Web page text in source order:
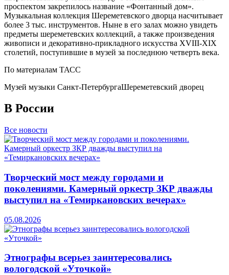
проспектом закрепилось название «Фонтанный дом».
Музыкальная коллекция Шереметевского дворца насчитывает
более 3 тыс. инструментов. Ныне в его залах можно увидеть
предметы шереметевских коллекций, а также произведения
живописи и декоративно-прикладного искусства XVIII-XIX
столетий, поступившие в музей за последнюю четверть века.
По материалам ТАСС
Музей музыки Санкт-ПетербургаШереметевский дворец
В России
Все новости
Творческий мост между городами и
поколениями. Камерный оркестр ЗКР дважды
выступил на «Темиркановских вечерах»
05.08.2026
Этнографы всерьез заинтересовались
вологодской «Уточкой»